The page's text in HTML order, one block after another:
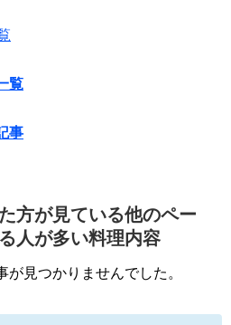
覧
事
方が見ている他のペー
人が多い料理内容
見つかりませんでした。